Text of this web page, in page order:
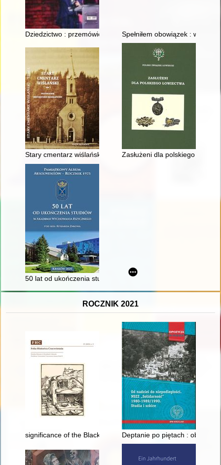
Dziedzictwo : przemówienia Ocalałych z Auschwitz = Das
Spełniłem obowiązek :
Stary cmentarz wiślański. T. 1, Zasłużeni dla polskiego
50 lat od ukończenia studiów w Akademii Wychowania
ROCZNIK 2021
significance of the Black Sea in Turko-Soviet relations in
Deptanie po piętach :